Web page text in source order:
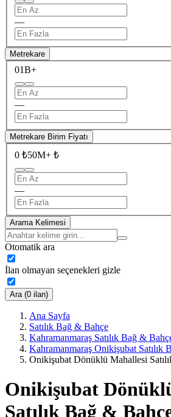
—
Metrekare
01B+
—
Metrekare Birim Fiyatı
0 ₺50M+ ₺
—
Arama Kelimesi
Otomatik ara
İlan olmayan seçenekleri gizle
Ara (0 ilan)
Ana Sayfa
Satılık Bağ & Bahçe
Kahramanmaraş Satılık Bağ &
Kahramanmaraş Onikişubat Satılık
Onikişubat Dönüklü Mahallesi
Onikişubat
Satılık Bağ &